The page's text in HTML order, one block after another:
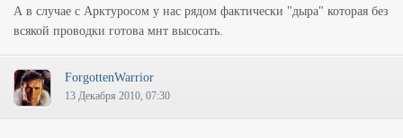
А в случае с Арктуросом у нас рядом фактически "дыра" которая без
всякой проводки готова мнт высосать.
ForgottenWarrior
13 Декабря 2010, 07:30